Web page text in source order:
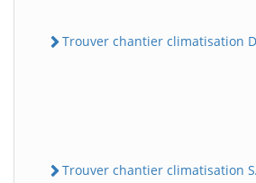
Trouver chantier climatisation
Trouver chantier climatisation